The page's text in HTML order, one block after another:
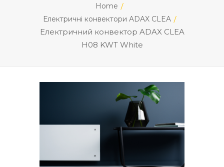
Home
Електричні конвектори ADAX CLEA
Електричний конвектор ADAX CLEA
H08 KWT White